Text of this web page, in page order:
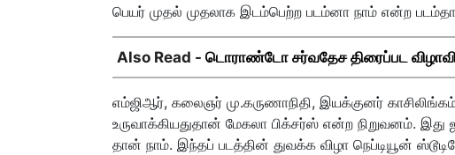
பெயர் முதல் முதலாக இடம்பெற்ற படம்னா நாம் என்ற
Also Read - டொராண்டோ சர்வதேச திரைப்பட
எம்ஜிஆர், கலைஞர் மு.கருணாநிதி, இயக்குனர்
உருவாக்கியதுதான் மேகலா பிக்சர்ஸ் என்ற நிறுவனம். இது
தான் நாம். இந்தப் படத்தின் துவக்க விழா நெப்டியூன்